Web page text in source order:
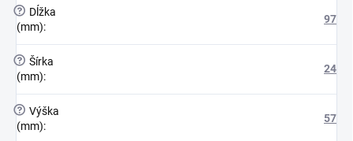
?
Dĺžka
(mm):
97
? Šírka
(mm):
24
? Výška
(mm):
57